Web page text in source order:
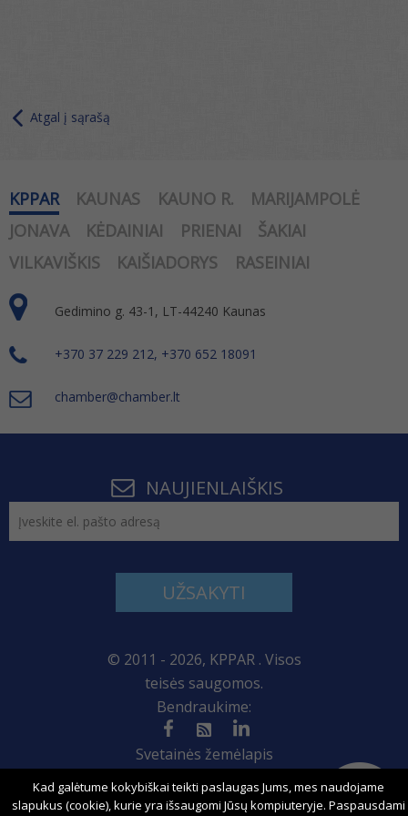
Atgal į sąrašą
KPPAR KAUNAS KAUNO R.
MARIJAMPOLĖ
JONAVA
KĖDAINIAI PRIENAI
ŠAKIAI
VILKAVIŠKIS
KAIŠIADORYS RASEINIAI
Gedimino g. 43-1, LT-44240 Kaunas
+370 37 229 212, +370 652 18091
chamber@chamber.lt
NAUJIENLAIŠKIS
UŽSAKYTI
© 2011 - 2026, KPPAR . Visos
teisės saugomos.
Bendraukime:
Svetainės žemėlapis
Kad galėtume kokybiškai teikti paslaugas Jums, mes naudojame
slapukus (cookie), kurie yra išsaugomi Jūsų kompiuteryje. Paspausdami